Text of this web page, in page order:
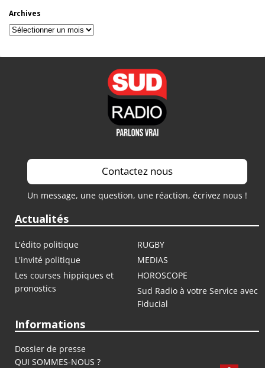
Archives
Archives
Contactez nous
Un message, une question, une réaction, écrivez nous !
Actualités
L'édito politique
RUGBY
L'invité politique
MEDIAS
Les courses hippiques et
pronostics
HOROSCOPE
Sud Radio à votre Service avec
Fiducial
Informations
Dossier de presse
QUI SOMMES-NOUS ?